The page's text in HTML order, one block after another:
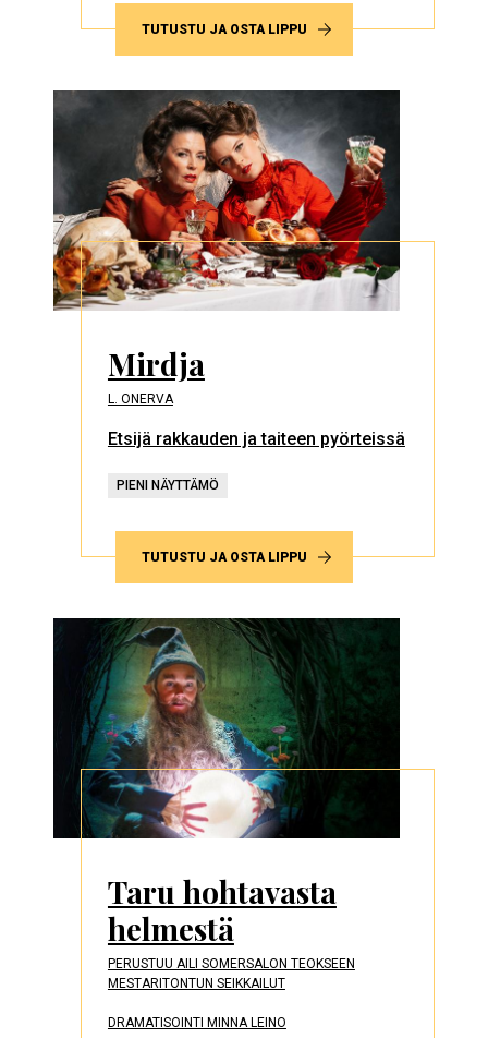
TUTUSTU JA OSTA LIPPU
Mirdja
L. ONERVA
Etsijä rakkauden ja taiteen pyörteissä
PIENI NÄYTTÄMÖ
TUTUSTU JA OSTA LIPPU
Taru hohtavasta
helmestä
PERUSTUU AILI SOMERSALON TEOKSEEN
MESTARITONTUN SEIKKAILUT
DRAMATISOINTI MINNA LEINO